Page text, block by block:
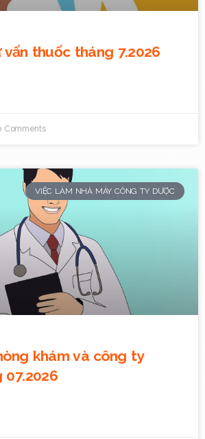
thuốc tháng 7.2026
Comments
VIỆC LÀM NHÀ MÁY CÔNG TY DƯỢC
khám và công ty